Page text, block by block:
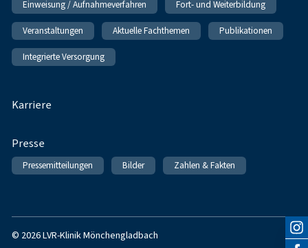
Einweisung / Aufnahmeverfahren Fort- und Weiterbildung
Veranstaltungen Aktuelle Fachthemen Publikationen
Integrierte Versorgung
Karriere
Presse
Pressemitteilungen Bilder Zahlen & Fakten
© 2026 LVR-Klinik Mönchengladbach